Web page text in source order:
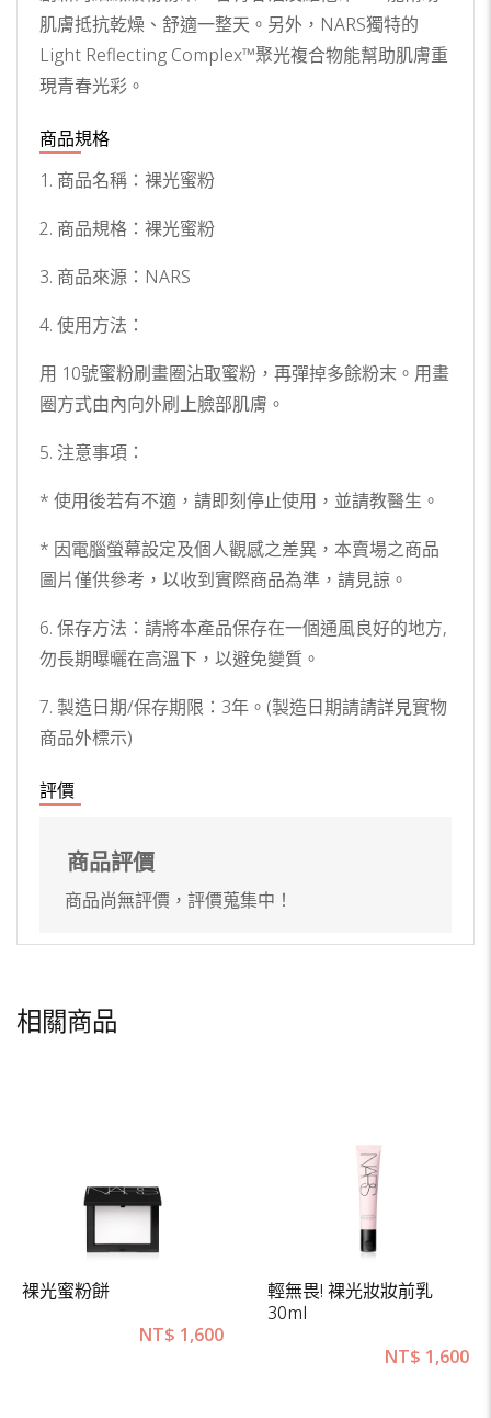
肌膚抵抗乾燥、舒適一整天。另外，NARS獨特的
Light Reflecting Complex™聚光複合物能幫助肌膚重
現青春光彩。
商品規格
1. 商品名稱：裸光蜜粉
2. 商品規格：裸光蜜粉
3. 商品來源：NARS
4. 使用方法：
用 10號蜜粉刷畫圈沾取蜜粉，再彈掉多餘粉末。用畫
圈方式由內向外刷上臉部肌膚。
5. 注意事項：
* 使用後若有不適，請即刻停止使用，並請教醫生。
* 因電腦螢幕設定及個人觀感之差異，本賣場之商品
圖片僅供參考，以收到實際商品為準，請見諒。
6. 保存方法：請將本產品保存在一個通風良好的地方,
勿長期曝曬在高溫下，以避免變質。
7. 製造日期/保存期限：3年。(製造日期請請詳見實物
商品外標示)
評價
商品評價
商品尚無評價，評價蒐集中！
相關商品
裸光蜜粉餅
NT$ 1,600
輕無畏! 裸光妝妝前乳
30ml
NT$ 1,600